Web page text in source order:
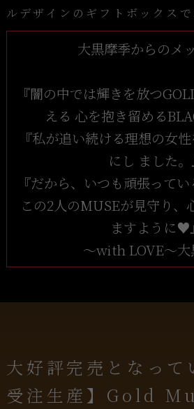
ルデザインのギフトボックスで
大黒摩季からのメ
『闇の中では輝きを放つ
える 心を抱き留める
『私が追い続ける理想の女
にし ました。
『だから、いつも頑張ってい
この2人のMUSEが見守り、
ますように♥
～with LOVE～大
大好評完売となって
受注生産】Gold